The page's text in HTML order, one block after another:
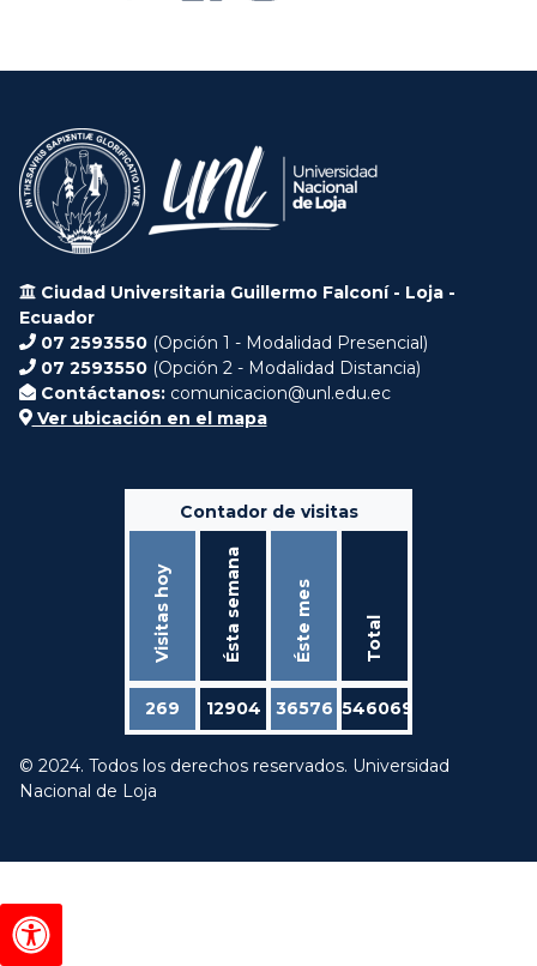
Ciudad Universitaria Guillermo Falconí - Loja -
Ecuador
07 2593550 (Opción 1 - Modalidad Presencial)
07 2593550 (Opción 2 - Modalidad Distancia)
Contáctanos: comunicacion@unl.edu.ec
Ver ubicación en el mapa
Contador de visitas
Visitas hoy Ésta semana Éste mes Total
269 12904 36576 546069
© 2024. Todos los derechos reservados. Universidad
Nacional de Loja